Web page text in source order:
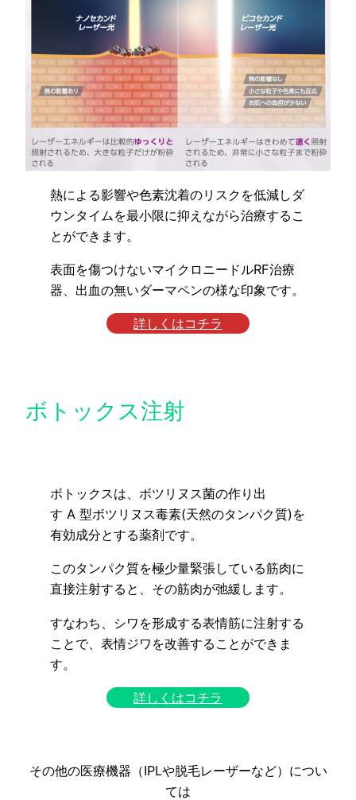
熱による影響や色素沈着のリスクを低減しダ
ウンタイムを最小限に抑えながら治療するこ
とができます。
表面を傷つけないマイクロニードルRF治療
器、出血の無いダーマペンの様な印象です。
詳しくはコチラ
ボトックス注射
ボトックスは、ボツリヌス菌の作り出
す A 型ボツリヌス毒素(天然のタンパク質)を
有効成分とする薬剤です。
このタンパク質を極少量緊張している筋肉に
直接注射すると、その筋肉が弛緩します。
すなわち、シワを形成する表情筋に注射する
ことで、表情ジワを改善することができま
す。
詳しくはコチラ
その他の医療機器（IPLや脱毛レーザーなど）につい
ては